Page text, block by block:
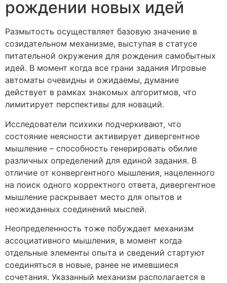
рождении новых идей
Размытость осуществляет базовую значение в
созидательном механизме, выступая в статусе
питательной окружения для рождения самобытных
идей. В момент когда все грани задания Игровые
автоматы очевидны и ожидаемы, думание
действует в рамках знакомых алгоритмов, что
лимитирует перспективы для новаций.
Исследователи психики подчеркивают, что
состояние неясности активирует дивергентное
мышление – способность генерировать обилие
различных определений для единой задания. В
отличие от конвергентного мышления, нацеленного
на поиск одного корректного ответа, дивергентное
мышление раскрывает место для опытов и
неожиданных соединений мыслей.
Неопределенность тоже побуждает механизм
ассоциативного мышления, в момент когда
отдельные элементы опыта и сведений стартуют
соединяться в новые, ранее не имевшиеся
сочетания. Указанный механизм располагается в